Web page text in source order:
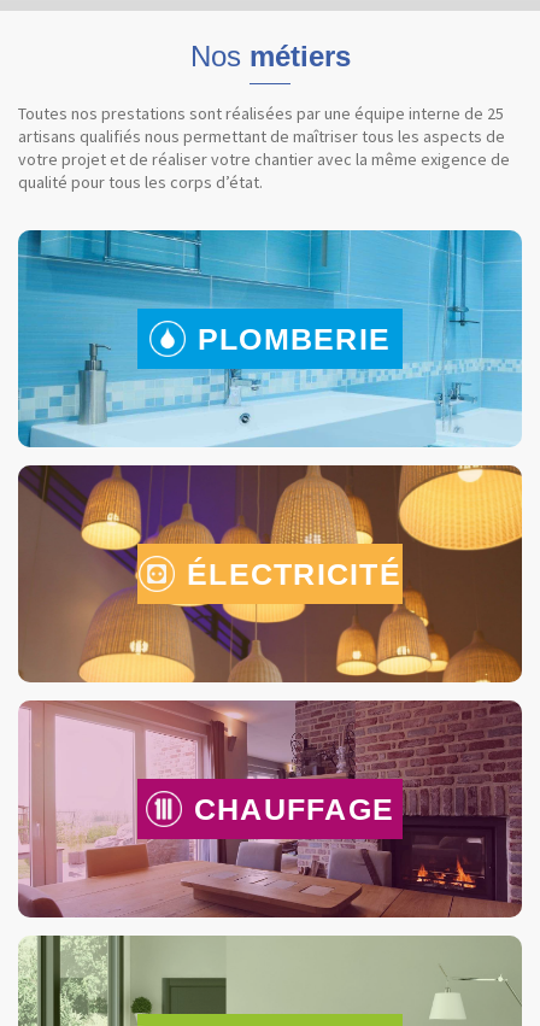
Nos métiers
Toutes nos prestations sont réalisées par une équipe interne de 25
artisans qualifiés nous permettant de maîtriser tous les aspects de
votre projet et de réaliser votre chantier avec la même exigence de
qualité pour tous les corps d’état.
PLOMBERIE
ÉLECTRICITÉ
CHAUFFAGE